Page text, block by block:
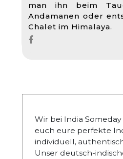
man ihn beim
Andamanen oder
Chalet im Himalaya.
Wir bei India
euch eure perfekte
individuell,
Unser deutsch-